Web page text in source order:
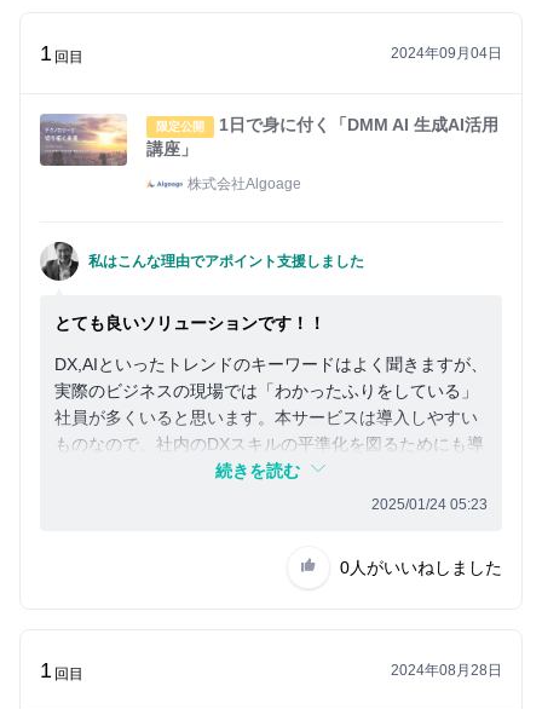
1 回目 2024年09月04日
限定公開
1日で身に付く「DMM AI 生成AI活用
講座」
株式会社Algoage
私はこんな理由でアポイント支援しました
とても良いソリューションです！！
DX,AIといったトレンドのキーワードはよく聞きますが、
実際のビジネスの現場では「わかったふりをしている」
社員が多くいると思います。本サービスは導入しやすい
ものなので、社内のDXスキルの平準化を図るためにも導
続きを読む
2025/01/24 05:23
0人がいいねしました
1 回目 2024年08月28日